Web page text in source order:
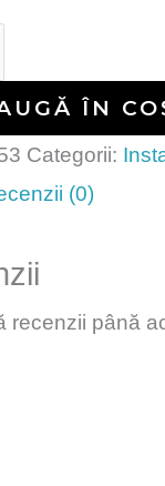
ÎN
Categorii:
(0)
recenzii până